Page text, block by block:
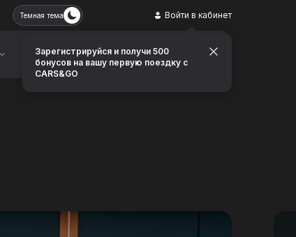
Контакты Заказать звонок
Темная тема Войти в кабинет
Зарегистрируйся и получи 500
бонусов на вашу первую поездку с
CARS&GO